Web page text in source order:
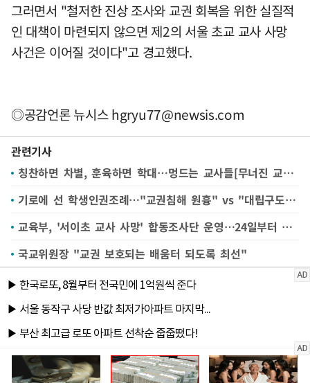
그러면서 "철저한 진상 조사와 교권 회복을 위한 실질적
인 대책이 마련되지 않으면 제2의 서울 초교 교사 사망
사건은 이어질 것이다"고 경고했다.
◎공감언론 뉴시스hgryu77@newsis.com
관련기사
칭찬하면 차별, 훈육하면 학대…멍드는 교사들[무너진 교권①]
기로에 선 학생인권조례…"교권침해 원흉" vs "대립구도 안 돼"
교육부, '서이초 교사 사망' 합동조사단 운영…24일부터 집중조사
국교위원장 "교권 보호되는 배움터 되도록 최선"